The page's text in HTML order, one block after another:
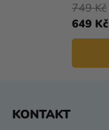
649 Kč
749 Kč
KONTAKT